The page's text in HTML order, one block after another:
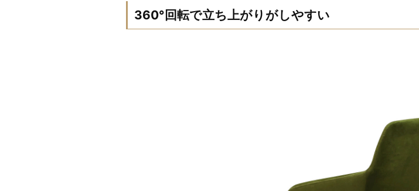
360°回転で立ち上がりがしやすい